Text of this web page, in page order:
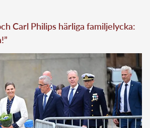
Carl Philips härliga familjelycka: